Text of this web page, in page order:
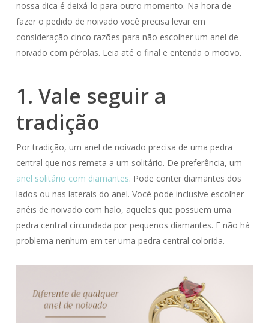
nossa dica é deixá-lo para outro momento. Na hora de
fazer o pedido de noivado você precisa levar em
consideração cinco razões para não escolher um anel de
noivado com pérolas. Leia até o final e entenda o motivo.
1. Vale seguir a
tradição
Por tradição, um anel de noivado precisa de uma pedra
central que nos remeta a um solitário. De preferência, um
anel solitário com diamantes. Pode conter diamantes dos
lados ou nas laterais do anel. Você pode inclusive escolher
anéis de noivado com halo, aqueles que possuem uma
pedra central circundada por pequenos diamantes. E não há
problema nenhum em ter uma pedra central colorida.